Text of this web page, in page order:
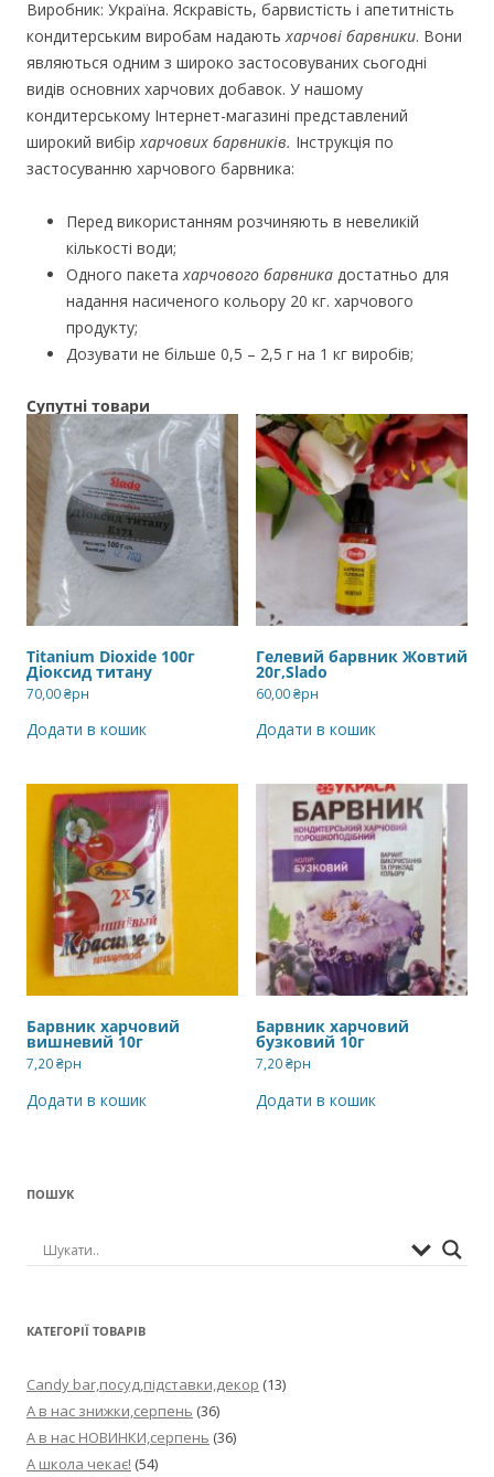
Виробник: Україна. Яскравість, барвистість і апетитність
кондитерським виробам надають харчові барвники. Вони
являються одним з широко застосовуваних сьогодні
видів основних харчових добавок. У нашому
кондитерському Інтернет-магазині представлений
широкий вибір харчових барвників. Інструкція по
застосуванню харчового барвника:
Перед використанням розчиняють в невеликій
кількості води;
Одного пакета харчового барвника достатньо для
надання насиченого кольору 20 кг. харчового
продукту;
Дозувати не більше 0,5 – 2,5 г на 1 кг виробів;
Супутні товари
Titanium Dioxide 100г
Діоксид титану
70,00₴рн
Додати в кошик
Гелевий барвник Жовтий
20г,Slado
60,00₴рн
Додати в кошик
Барвник харчовий
вишневий 10г
7,20₴рн
Додати в кошик
Барвник харчовий
бузковий 10г
7,20₴рн
Додати в кошик
ПОШУК
КАТЕГОРІЇ ТОВАРІВ
Candy bar,посуд,підставки,декор (13)
А в нас знижки,серпень (36)
А в нас НОВИНКИ,серпень (36)
А школа чекає! (54)